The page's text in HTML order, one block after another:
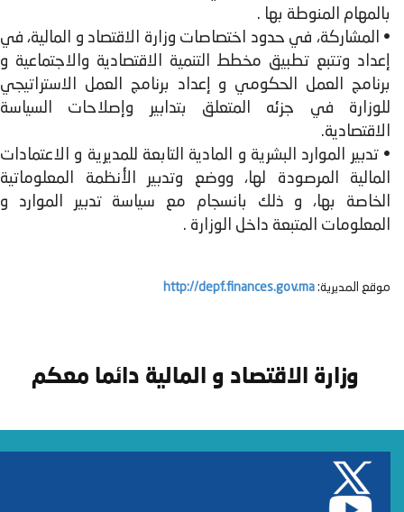
بالمهام المنوطة بها .
• المشاركة، في حدود اختصاصات وزارة الاقتصاد و المالية، في
إعداد وتتبع تطبيق مخطط التنمية الاقتصادية والاجتماعية و
برنامج العمل الحكومي و إعداد برنامج العمل الاستراتيجي
للوزارة في جزئه المتعلق بتدابير وإصلاحات السياسة
الاقتصادية.
• تدبير الموارد البشرية و المادية التابعة للمديرية و الاعتمادات
المالية المرصودة لها، ووضع وتدبير الأنظمة المعلوماتية
الخاصة بها، و ذلك بانسجام مع سياسة تدبير الموارد و
المعلومات المتبعة داخل الوزارة .
موقع المديرية: http://depf.finances.gov.ma
وزارة الاقتصاد و المالية دائما معكم